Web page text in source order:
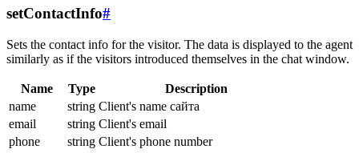
setContactInfo#
Sets the contact info for the visitor. The data is displayed to the agent
similarly as if the visitors introduced themselves in the chat window.
Name Type
Description
name
string Client's name сайта
email
string Client's email
phone
string Client's phone number